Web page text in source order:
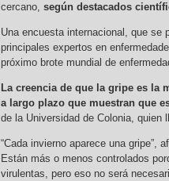
cercano, según destacados
Una encuesta internacional, que se
principales expertos en
próximo brote mundial de
La creencia de que la gripe es la
a largo plazo que muestran que
de la Universidad de Colonia, quien
“Cada invierno aparece una gripe”,
Están más o menos controlados
virulentas, pero eso no será